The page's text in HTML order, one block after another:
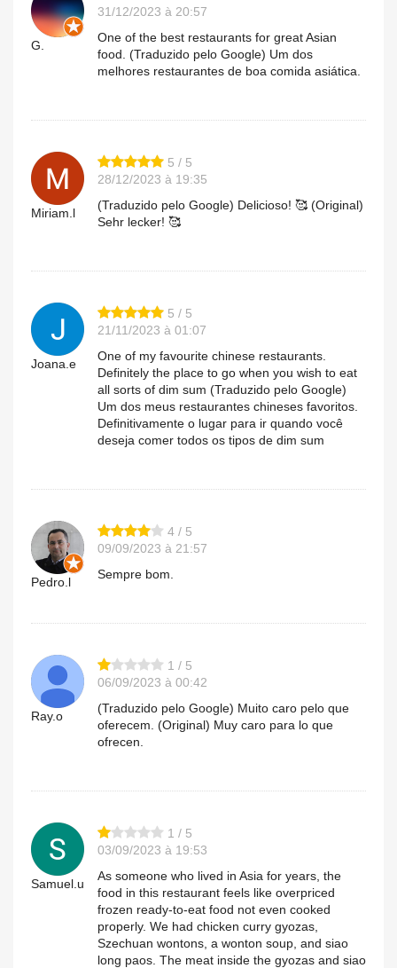
G.
31/12/2023 à 20:57
One of the best restaurants for great Asian
food. (Traduzido pelo Google) Um dos
melhores restaurantes de boa comida asiática.
Miriam.l
5 / 5
28/12/2023 à 19:35
(Traduzido pelo Google) Delicioso! 🥰 (Original)
Sehr lecker! 🥰
Joana.e
5 / 5
21/11/2023 à 01:07
One of my favourite chinese restaurants.
Definitely the place to go when you wish to eat
all sorts of dim sum (Traduzido pelo Google)
Um dos meus restaurantes chineses favoritos.
Definitivamente o lugar para ir quando você
deseja comer todos os tipos de dim sum
Pedro.l
4 / 5
09/09/2023 à 21:57
Sempre bom.
Ray.o
1 / 5
06/09/2023 à 00:42
(Traduzido pelo Google) Muito caro pelo que
oferecem. (Original) Muy caro para lo que
ofrecen.
Samuel.u
1 / 5
03/09/2023 à 19:53
As someone who lived in Asia for years, the
food in this restaurant feels like overpriced
frozen ready-to-eat food not even cooked
properly. We had chicken curry gyozas,
Szechuan wontons, a wonton soup, and siao
long paos. The meat inside the gyozas and siao